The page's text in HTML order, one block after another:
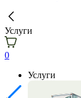
Услуги
0
Услуги